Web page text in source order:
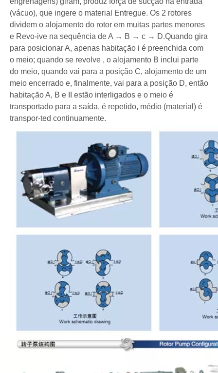
(vácuo), que ingere o material Entregue. Os 2 rotores
dividem o alojamento do rotor em muitas partes menores
e Revo-ive na sequência de A → B → c → D.Quando gira
para posicionar A, apenas habitação i é preenchida com
o meio; quando se revolve , o alojamento B inclui parte
do meio, quando vai para a posição C, alojamento de um
meio encerrado e, finalmente, vai para a posição D, então
habitação A, B e II estão interligados e o meio é
transportado para a saída. é repetido, médio (material) é
transpor-ted continuamente.